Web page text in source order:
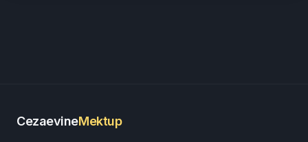
CezaevineMektup